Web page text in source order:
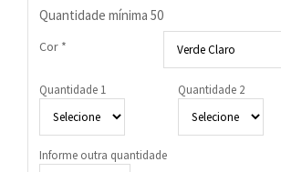
Quantidade mínima 50
Cor *
Quantidade 1 Quantidade 2
Informe outra quantidade